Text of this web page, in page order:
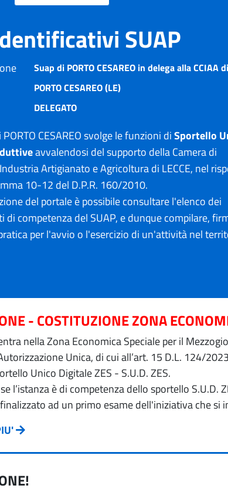
SUAP
Suap di PORTO CESAREO in delega alla CCIAA
PORTO CESAREO (LE)
DELEGATO
CESAREO svolge le funzioni diSportello
avvalendosi del supporto della Camera di
Artigianato e Agricoltura di LECCE, nel
10-12 del D.P.R. 160/2010.
del portale è possibile consultare l'elenco dei
di competenza del SUAP, e dunque compilare,
per l'avvio o l'esercizio di un'attività nel
- COSTITUZIONE ZONA
nella Zona Economica Speciale per il
Unica, di cui all’art. 15 D.L. 124/
Unico Digitale ZES - S.U.D. ZES.
l’istanza è di competenza dello sportello
ad un primo esame dell'iniziativa che si